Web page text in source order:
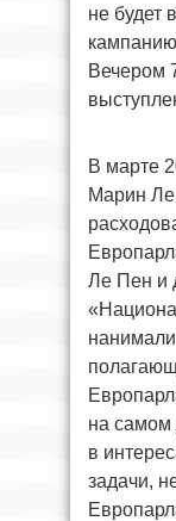
не будет
Вечером
В марте
Марин
Ле Пен и
на самом
в
задачи,